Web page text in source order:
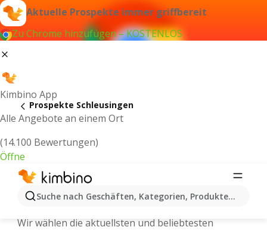
Aktuelle Prospekte immer griffbereit
Zu Chrome hinzufügen – KOSTENLOS
Kimbino App
Alle Angebote an einem Ort
(14.100 Bewertungen)
Öffne
Suche nach Geschäften, Kategorien, Produkten...
Prospekte Schleusingen
Schleusingen - Neuste Prospekte und
Wir wählen die aktuellsten und beliebtesten